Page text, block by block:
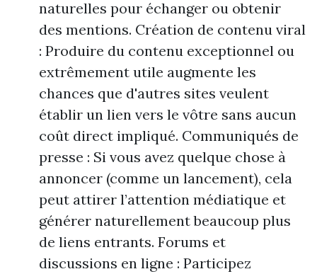
naturelles pour échanger ou obtenir
des mentions. Création de contenu viral
: Produire du contenu exceptionnel ou
extrêmement utile augmente les
chances que d'autres sites veulent
établir un lien vers le vôtre sans aucun
coût direct impliqué. Communiqués de
presse : Si vous avez quelque chose à
annoncer (comme un lancement), cela
peut attirer l’attention médiatique et
générer naturellement beaucoup plus
de liens entrants. Forums et
discussions en ligne : Participez